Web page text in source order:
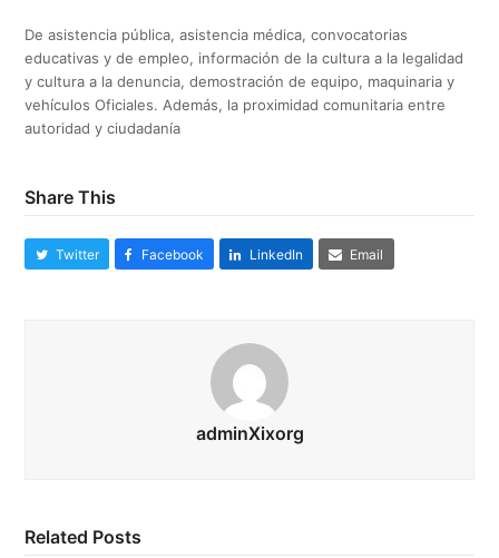
De asistencia pública, asistencia médica, convocatorias
educativas y de empleo, información de la cultura a la legalidad
y cultura a la denuncia, demostración de equipo, maquinaria y
vehículos Oficiales. Además, la proximidad comunitaria entre
autoridad y ciudadanía
Share This
Twitter Facebook LinkedIn Email
adminXixorg
Related Posts